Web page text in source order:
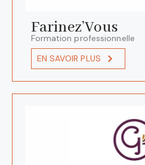
Farinez’Vous
Formation professionnelle
EN SAVOIR PLUS